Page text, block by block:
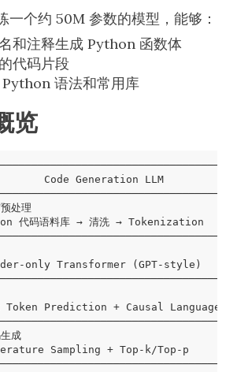
一个约 50M 参数的模型，能够：
和注释生成 Python 函数体
代码片段
语法和常用库
览